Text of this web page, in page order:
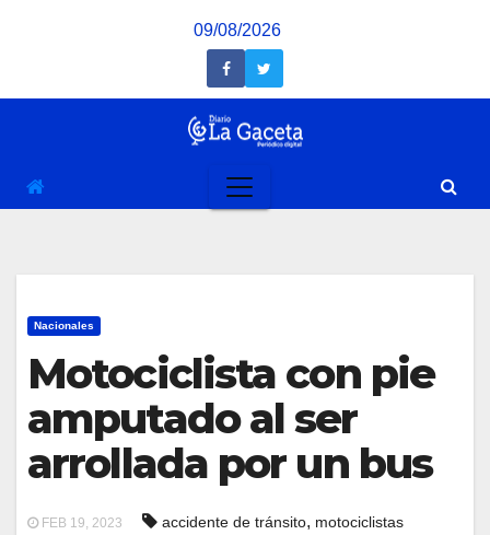
09/08/2026
Nacionales
Motociclista con pie
amputado al ser
arrollada por un bus
FEB 19, 2023 accidente de tránsito, motociclistas